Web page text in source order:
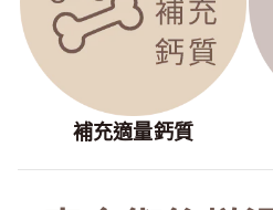
補充適量鈣質